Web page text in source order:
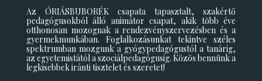
Az ÓRIÁSBUBORÉK csapata tapasztalt, szakértő
pedagógusokból álló animátor csapat, akik több éve
otthonosan mozognak a rendezvényszervezésben és a
gyermekmunkában. Foglalkozásunkat tekintve széles
spektrumban mozgunk a gyógypedagógustól a tanárig,
az egyetemistától a szociálpedagógusig. Közös bennünk a
legkisebbek iránti tisztelet és szeretet!